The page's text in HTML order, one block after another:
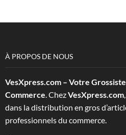
À PROPOS DE NOUS
VesXpress.com – Votre
Commerce. ChezVesXpress.com
dans la distribution en gros
professionnels du commerce.